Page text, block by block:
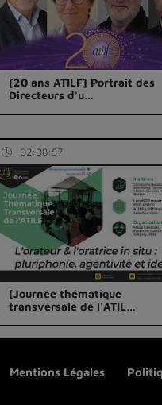
[20 ans ATILF] Portrait des
Directeurs d'u…
02:08:57
[Journée thématique
transversale de l'ATIL…
Mentions Légales